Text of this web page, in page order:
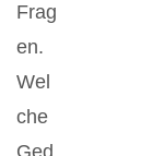
Frag
en.
Wel
che
Ged